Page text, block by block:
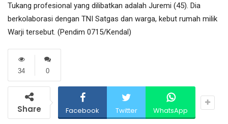
Tukang profesional yang dilibatkan adalah Juremi (45). Dia
berkolaborasi dengan TNI Satgas dan warga, kebut rumah milik
Warji tersebut. (Pendim 0715/Kendal)
0
34
Share Facebook Twitter WhatsApp